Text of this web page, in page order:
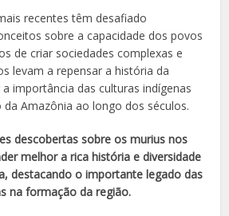
recentes têm desafiado
sobre a capacidade dos povos
de criar sociedades complexas e
levam a repensar a história da
importância das culturas indígenas
Amazônia ao longo dos séculos.
descobertas sobre os murius nos
melhor a rica história e diversidade
destacando o importante legado das
na formação da região.